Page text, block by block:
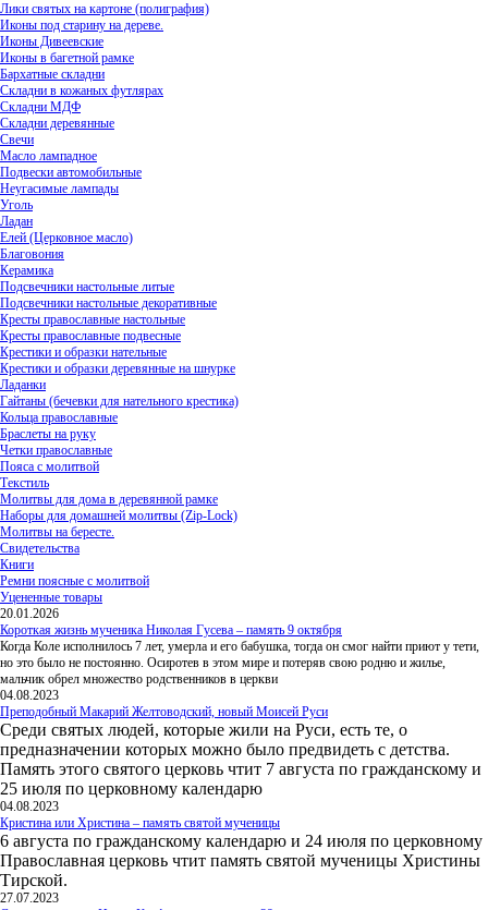
Лики святых на картоне (полиграфия)
Иконы под старину на дереве.
Иконы Дивеевские
Иконы в багетной рамке
Бархатные складни
Складни в кожаных футлярах
Складни МДФ
Складни деревянные
Свечи
Масло лампадное
Подвески автомобильные
Неугасимые лампады
Уголь
Ладан
Елей (Церковное масло)
Благовония
Керамика
Подсвечники настольные литые
Подсвечники настольные декоративные
Кресты православные настольные
Кресты православные подвесные
Крестики и образки нательные
Крестики и образки деревянные на шнурке
Ладанки
Гайтаны (бечевки для нательного крестика)
Кольца православные
Браслеты на руку
Четки православные
Пояса с молитвой
Текстиль
Молитвы для дома в деревянной рамке
Наборы для домашней молитвы (Zip-Lock)
Молитвы на бересте.
Свидетельства
Книги
Ремни поясные с молитвой
Уцененные товары
20.01.2026
Короткая жизнь мученика Николая Гусева – память 9 октября
Когда Коле исполнилось 7 лет, умерла и его бабушка, тогда он смог найти приют у тети,
но это было не постоянно. Осиротев в этом мире и потеряв свою родню и жилье,
мальчик обрел множество родственников в церкви
04.08.2023
Преподобный Макарий Желтоводский, новый Моисей Руси
Среди святых людей, которые жили на Руси, есть те, о
предназначении которых можно было предвидеть с детства.
Память этого святого церковь чтит 7 августа по гражданскому и
25 июля по церковному календарю
04.08.2023
Кристина или Христина – память святой мученицы
6 августа по гражданскому календарю и 24 июля по церковному
Православная церковь чтит память святой мученицы Христины
Тирской.
27.07.2023